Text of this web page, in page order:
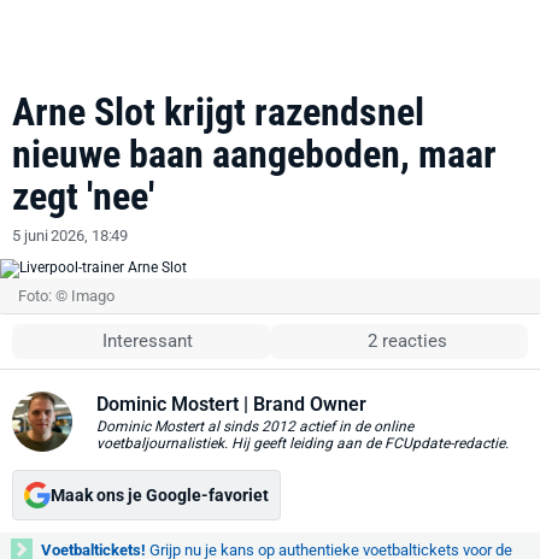
Arne Slot krijgt razendsnel
nieuwe baan aangeboden, maar
zegt 'nee'
5 juni 2026, 18:49
Foto: © Imago
Interessant 2 reacties
Dominic Mostert | Brand Owner
Dominic Mostert al sinds 2012 actief in de online
voetbaljournalistiek. Hij geeft leiding aan de FCUpdate-redactie.
Maak ons je Google-favoriet
Voetbaltickets! Grijp nu je kans op authentieke voetbaltickets voor de